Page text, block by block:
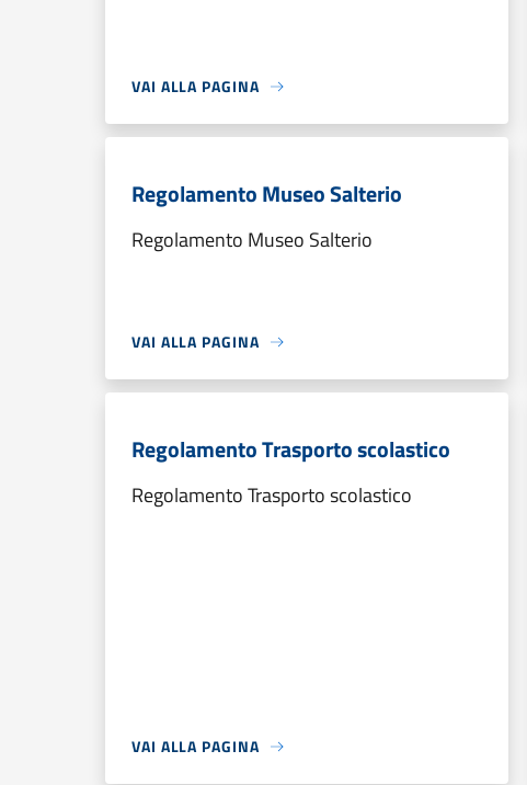
VAI ALLA PAGINA
Regolamento Museo Salterio
Regolamento Museo Salterio
VAI ALLA PAGINA
Regolamento Trasporto scolastico
Regolamento Trasporto scolastico
VAI ALLA PAGINA